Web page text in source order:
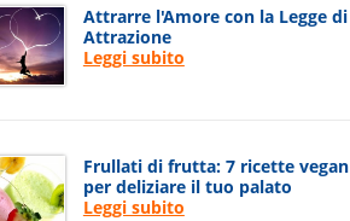
Attrarre l'Amore con la Legge di
Attrazione
Leggi subito
Frullati di frutta: 7 ricette vegan
per deliziare il tuo palato
Leggi subito